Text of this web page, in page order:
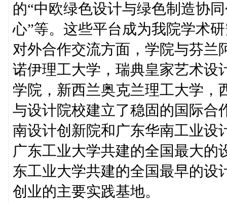
的“中欧绿色设计与绿色制造协
心”等。这些平台成为我院学术
对外合作交流方面，学院与芬兰
诺伊理工大学，瑞典皇家艺术设
学院，新西兰奥克兰理工大学，
与设计院校建立了稳固的国际合
南设计创新院和广东华南工业设
广东工业大学共建的全国最大的
东工业大学共建的全国最早的设
创业的主要实践基地。